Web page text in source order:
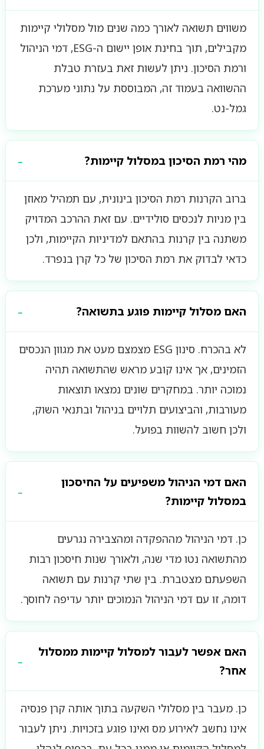
משווים תשואה לאורך כמה שנים מול מסלולי קיימות
מקבילים, תוך בחינת אופן יישום ה-ESG, דמי הניהול
ורמת הסיכון. ניתן לעשות זאת בעזרת טבלת
ההשוואה בעמוד זה, המבוססת על נתוני מערכת
גמל-נט.
מהי רמת הסיכון במסלול קיימות?
ברוב הקרנות רמת הסיכון בינונית, עם תמהיל מאוזן
בין מניות לנכסים סולידיים. עם זאת ההרכב המדויק
משתנה בין קרנות בהתאם למדיניות הקיימות, ולכן
כדאי לבדוק את רמת הסיכון של כל קרן בנפרד.
האם מסלול קיימות פוגע בתשואה?
לא בהכרח. סינון ESG מצמצם מעט את מגוון הנכסים
הזמינים, אך אינו קובע מראש שהתשואה תהיה
נמוכה יותר. במחקרים שונים נמצאו תוצאות
מעורבות, והביצועים תלויים בניהול ובתנאי השוק,
ולכן חשוב להשוות בפועל.
האם דמי הניהול משפיעים על החיסכון
במסלול קיימות?
כן. דמי הניהול מההפקדה ומהצבירה נגרעים
מהתשואה נטו מדי שנה, ולאורך שנות חיסכון רבות
השפעתם מצטברת. בין שתי קרנות עם תשואה
דומה, זו עם דמי הניהול הנמוכים יותר עדיפה לחוסך.
האם אפשר לעבור למסלול קיימות ממסלול
אחר?
כן. מעבר בין מסלולי השקעה בתוך אותה קרן פנסיה
אינו נחשב לאירוע מס ואינו פוגע בזכויות. ניתן לעבור